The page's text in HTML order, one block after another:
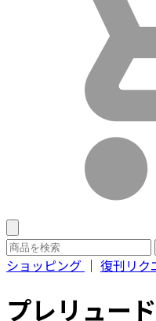
ショッピング ｜ 復刊リク
プレリュー